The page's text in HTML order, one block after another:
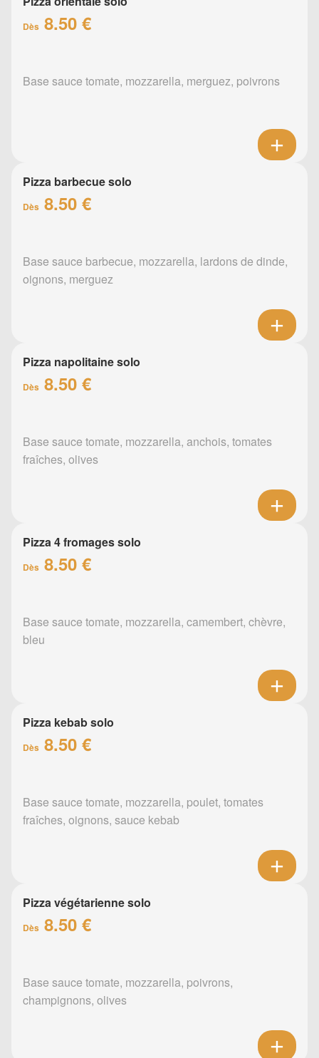
Dès 8.50 €
Base sauce tomate, mozzarella, merguez, poivrons
Pizza barbecue solo
Dès 8.50 €
Base sauce barbecue, mozzarella, lardons de dinde,
oignons, merguez
Pizza napolitaine solo
Dès 8.50 €
Base sauce tomate, mozzarella, anchois, tomates
fraîches, olives
Pizza 4 fromages solo
Dès 8.50 €
Base sauce tomate, mozzarella, camembert, chèvre,
bleu
Pizza kebab solo
Dès 8.50 €
Base sauce tomate, mozzarella, poulet, tomates
fraîches, oignons, sauce kebab
Pizza végétarienne solo
Dès 8.50 €
Base sauce tomate, mozzarella, poivrons,
champignons, olives